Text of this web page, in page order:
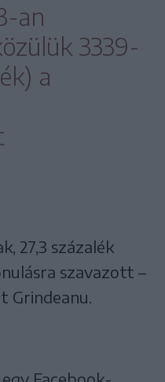
an
3339-
a
27,3 százalék
szavazott –